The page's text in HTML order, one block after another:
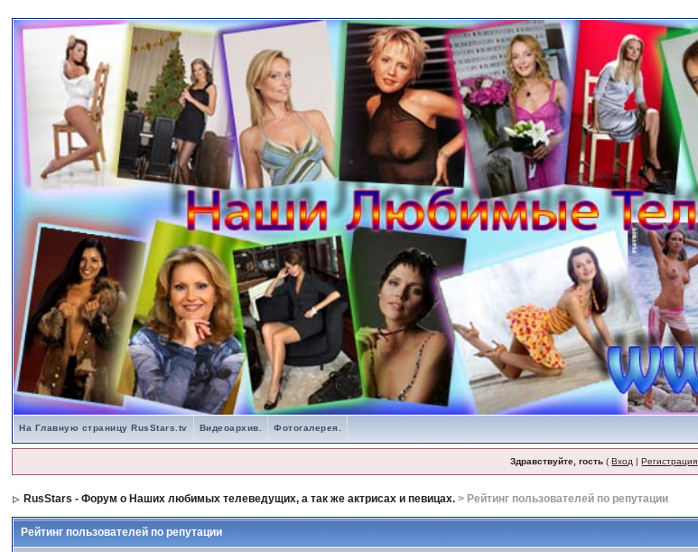
На Главную страницу RusStars.tv Видеоархив. Фотогалерея.
Здравствуйте, гость (Вход |Регистрация
RusStars - Форум о Наших любимых телеведущих, а так же актрисах и певицах. > Рейтинг пользователей по репутации
Рейтинг пользователей по репутации